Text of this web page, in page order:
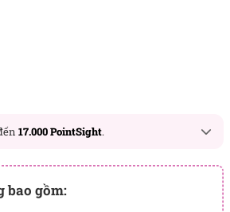
17.000 PointSight.
tính bạn sẽ được tích lũy khi mua
ứng với quyền lợi hạng
bao gồm: